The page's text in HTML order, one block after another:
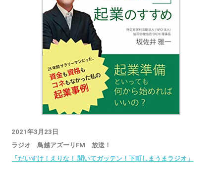
2021年3月23日
ラジオ 鳥越アズーリFM 放送！
「だいすけ！えりな！ 聞いてガッテン！下町しまうまラジオ」